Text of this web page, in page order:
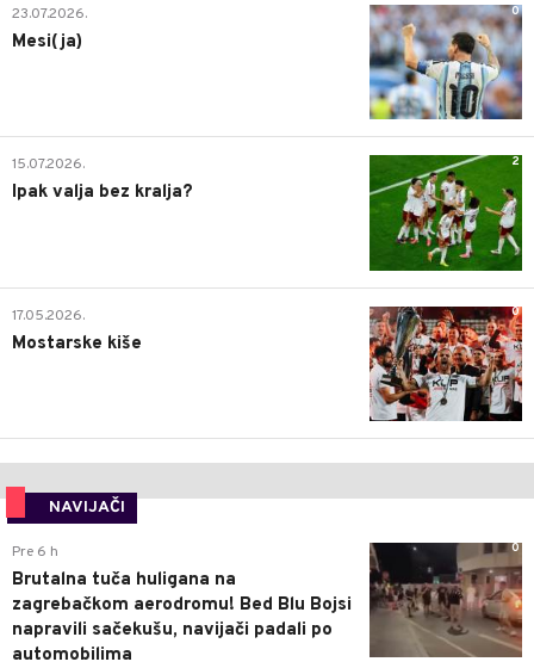
0
23.07.2026.
Mesi(ja)
2
15.07.2026.
Ipak valja bez kralja?
0
17.05.2026.
Mostarske kiše
NAVIJAČI
0
Pre 6 h
Brutalna tuča huligana na
zagrebačkom aerodromu! Bed Blu Bojsi
napravili sačekušu, navijači padali po
automobilima